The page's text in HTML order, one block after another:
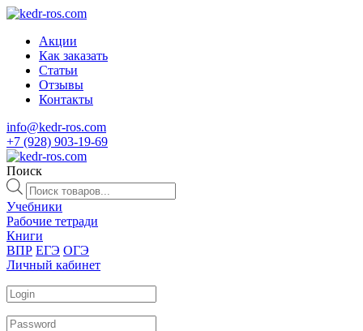
Акции
Как заказать
Статьи
Отзывы
Контакты
info@kedr-ros.com
+7 (928) 903-19-69
Поиск
Поиск
товаров
Учебники
Рабочие тетради
Книги
ВПР ЕГЭ ОГЭ
Личный кабинет